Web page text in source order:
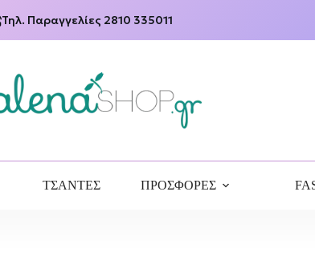
Τηλ. Παραγγελίες 2810 335011
ΤΣΑΝΤΕΣ ΠΡΟΣΦΟΡΕΣ